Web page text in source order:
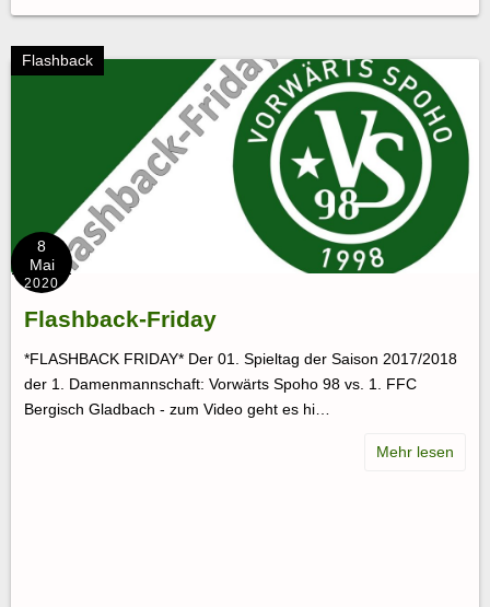
Flashback
8
Mai
2020
Flashback-Friday
*FLASHBACK FRIDAY* Der 01. Spieltag der Saison 2017/2018
der 1. Damenmannschaft: Vorwärts Spoho 98 vs. 1. FFC
Bergisch Gladbach - zum Video geht es hi…